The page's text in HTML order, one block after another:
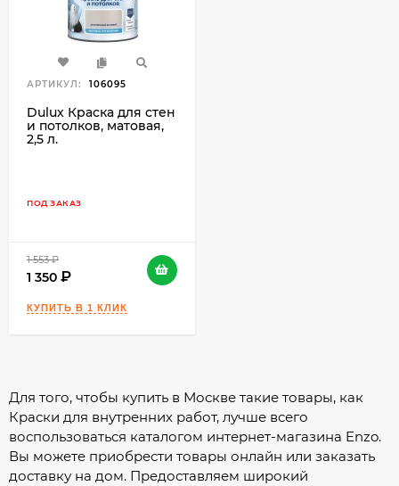
АРТИКУЛ: 106095
Dulux Краска для стен
и потолков, матовая,
2,5 л.
ПОД ЗАКАЗ
1 553
1 350
Для того, чтобы купить в Москве такие товары, как
Краски для внутренних работ, лучше всего
воспользоваться каталогом интернет-магазина Enzo.
Вы можете приобрести товары онлайн или заказать
доставку на дом. Предоставляем широкий